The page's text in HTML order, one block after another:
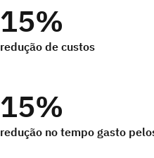
15%
redução de custos
15%
redução no tempo gasto